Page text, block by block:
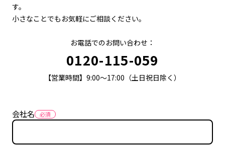
す。
小さなことでもお気軽にご相談ください。
お電話でのお問い合わせ：
0120-115-059
【営業時間】9:00〜17:00（土日祝日除く）
会社名